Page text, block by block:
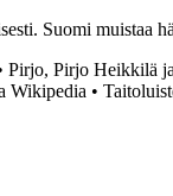
Suomi muistaa
Pirjo, Pirjo Heikkilä
Wikipedia •